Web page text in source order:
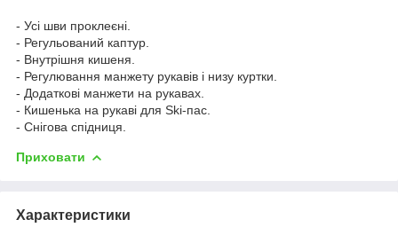
- Усі шви проклеєні.
- Регульований каптур.
- Внутрішня кишеня.
- Регулювання манжету рукавів і низу куртки.
- Додаткові манжети на рукавах.
- Кишенька на рукаві для Ski-пас.
- Снігова спідниця.
Приховати
Характеристики